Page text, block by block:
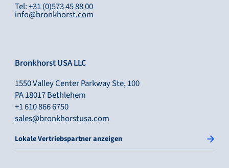
Tel: +31 (0)573 45 88 00
info@bronkhorst.com
Bronkhorst USA LLC
1550 Valley Center Parkway Ste, 100
PA 18017 Bethlehem
+1 610 866 6750
sales@bronkhorstusa.com
Lokale Vertriebspartner anzeigen